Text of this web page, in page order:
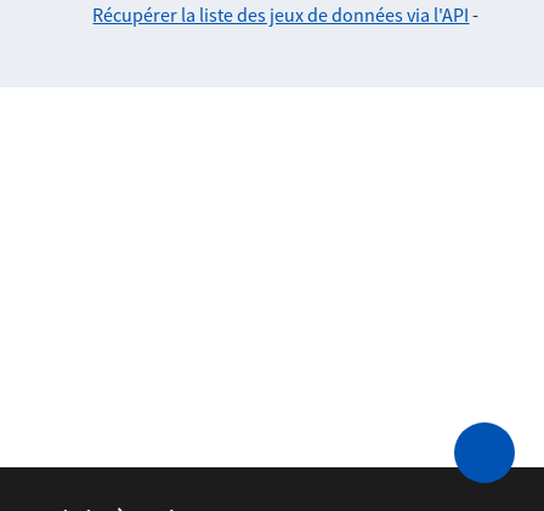
Récupérer la liste des jeux de données via l'API -